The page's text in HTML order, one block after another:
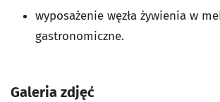
wyposażenie węzła żywienia w
gastronomiczne.
Galeria zdjęć